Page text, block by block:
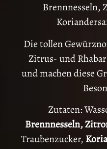
Brennnesseln,
Die tollen
Zitrus- und
und machen diese
Zutaten:
Brennnesseln,
Traubenzucker,